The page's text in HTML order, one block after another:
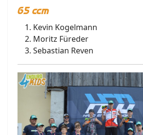
65 ccm
Kevin Kogelmann
Moritz Füreder
Sebastian Reven